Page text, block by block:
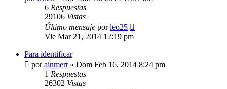
6 Respuestas
29106 Vistas
Último mensaje porleo25
Vie Mar 21, 2014 12:19 pm
Para identificar
porainmert » Dom Feb 16, 2014 8:24 pm
1 Respuestas
26302 Vistas